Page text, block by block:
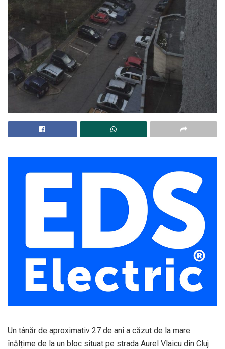
Un tânăr de aproximativ 27 de ani a căzut de la mare
înălțime de la un bloc situat pe strada Aurel Vlaicu din Cluj